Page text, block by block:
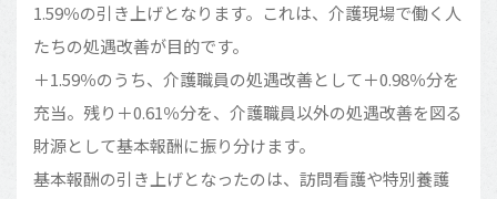
1.59％の引き上げとなります。これは、介護現場で働く人
たちの処遇改善が目的です。
＋1.59％のうち、介護職員の処遇改善として＋0.98％分を
充当。残り＋0.61％分を、介護職員以外の処遇改善を図る
財源として基本報酬に振り分けます。
基本報酬の引き上げとなったのは、訪問看護や特別養護